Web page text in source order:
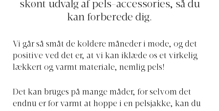
skønt udvalg af pels-accessories, så du
kan forberede dig.
Vi går så småt de koldere måneder i møde, og det
positive ved det er, at vi kan iklæde os et virkelig
lækkert og varmt materiale, nemlig pels!
Det kan bruges på mange måder, for selvom det
endnu er for varmt at hoppe i en pelsjakke, kan du